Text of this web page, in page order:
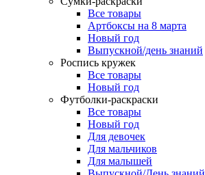
Все товары
Артбоксы на 8 марта
Новый год
Выпускной/день знаний
Роспись кружек
Все товары
Новый год
Футболки-раскраски
Все товары
Новый год
Для девочек
Для мальчиков
Для малышей